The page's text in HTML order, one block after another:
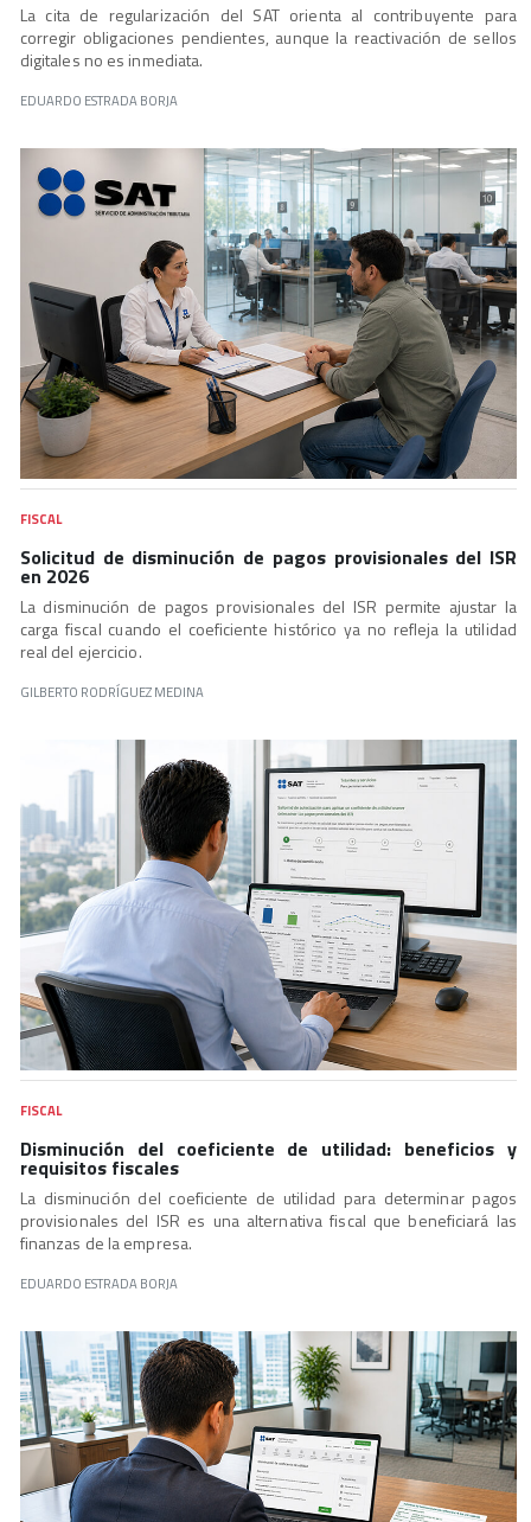
La cita de regularización del SAT orienta al contribuyente para
corregir obligaciones pendientes, aunque la reactivación de sellos
digitales no es inmediata.
EDUARDO ESTRADA BORJA
FISCAL
Solicitud de disminución de pagos provisionales del ISR
en 2026
La disminución de pagos provisionales del ISR permite ajustar la
carga fiscal cuando el coeficiente histórico ya no refleja la utilidad
real del ejercicio.
GILBERTO RODRÍGUEZ MEDINA
FISCAL
Disminución del coeficiente de utilidad: beneficios y
requisitos fiscales
La disminución del coeficiente de utilidad para determinar pagos
provisionales del ISR es una alternativa fiscal que beneficiará las
finanzas de la empresa.
EDUARDO ESTRADA BORJA